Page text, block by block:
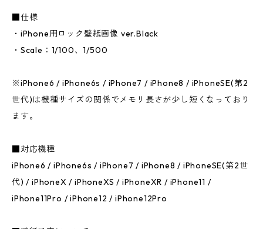
■仕様
・iPhone用ロック壁紙画像 ver.Black
・Scale：1/100、1/500
※iPhone6 / iPhone6s / iPhone7 / iPhone8 / iPhoneSE(第2
世代)は機種サイズの関係でメモリ長さが少し短くなっており
ます。
■対応機種
iPhone6 / iPhone6s / iPhone7 / iPhone8 / iPhoneSE(第2世
代) / iPhoneX / iPhoneXS / iPhoneXR / iPhone11 /
iPhone11Pro / iPhone12 / iPhone12Pro